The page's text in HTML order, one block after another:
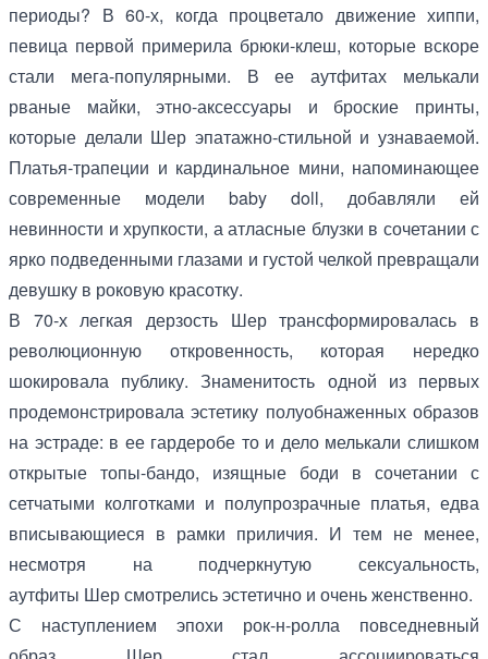
периоды? В 60-х, когда процветало движение хиппи,
певица первой примерила брюки-клеш, которые вскоре
стали мега-популярными. В ее аутфитах мелькали
рваные майки, этно-аксессуары и броские принты,
которые делали Шер эпатажно-стильной и узнаваемой.
Платья-трапеции и кардинальное мини, напоминающее
современные модели baby doll, добавляли ей
невинности и хрупкости, а атласные блузки в сочетании с
ярко подведенными глазами и густой челкой превращали
девушку в роковую красотку.
В 70-х легкая дерзость Шер трансформировалась в
революционную откровенность, которая нередко
шокировала публику. Знаменитость одной из первых
продемонстрировала эстетику полуобнаженных образов
на эстраде: в ее гардеробе то и дело мелькали слишком
открытые топы-бандо, изящные боди в сочетании с
сетчатыми колготками и полупрозрачные платья, едва
вписывающиеся в рамки приличия. И тем не менее,
несмотря на подчеркнутую сексуальность,
аутфиты Шер смотрелись эстетично и очень женственно.
С наступлением эпохи рок-н-ролла повседневный